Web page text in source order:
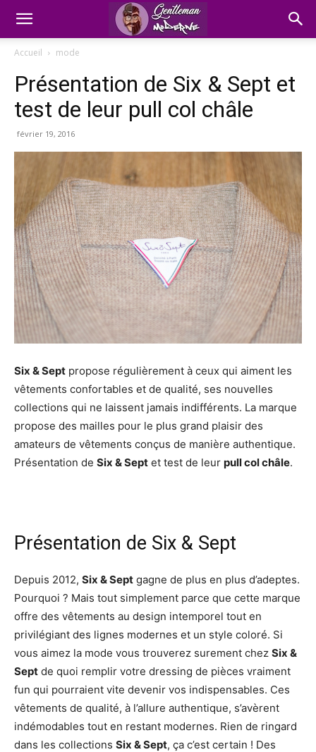
Accueil mode
Présentation de Six & Sept et
test de leur pull col châle
février 19, 2016
Six & Sept propose régulièrement à ceux qui aiment les
vêtements confortables et de qualité, ses nouvelles
collections qui ne laissent jamais indifférents. La marque
propose des mailles pour le plus grand plaisir des
amateurs de vêtements conçus de manière authentique.
Présentation de Six & Sept et test de leur pull col châle.
Présentation de Six & Sept
Depuis 2012, Six & Sept gagne de plus en plus d’adeptes.
Pourquoi ? Mais tout simplement parce que cette marque
offre des vêtements au design intemporel tout en
privilégiant des lignes modernes et un style coloré. Si
vous aimez la mode vous trouverez surement chez Six &
Sept de quoi remplir votre dressing de pièces vraiment
fun qui pourraient vite devenir vos indispensables. Ces
vêtements de qualité, à l’allure authentique, s’avèrent
indémodables tout en restant modernes. Rien de ringard
dans les collections Six & Sept, ça c’est certain ! Des